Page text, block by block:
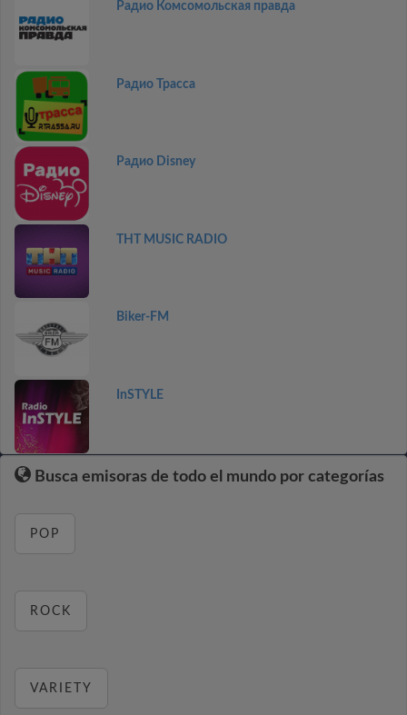
Радио Комсомольская правда
Радио Трасса
Радио Disney
THT MUSIC RADIO
Biker-FM
InSTYLE
Busca emisoras de todo el mundo por categorías
POP
ROCK
VARIETY